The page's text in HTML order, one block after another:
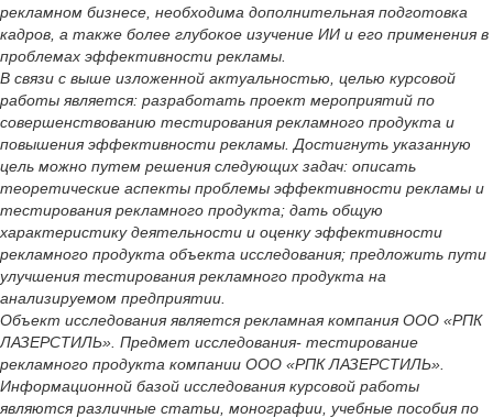
рекламном бизнесе, необходима дополнительная подготовка
кадров, а также более глубокое изучение ИИ и его применения в
проблемах эффективности рекламы.
В связи с выше изложенной актуальностью, целью курсовой
работы является: разработать проект мероприятий по
совершенствованию тестирования рекламного продукта и
повышения эффективности рекламы. Достигнуть указанную
цель можно путем решения следующих задач: описать
теоретические аспекты проблемы эффективности рекламы и
тестирования рекламного продукта; дать общую
характеристику деятельности и оценку эффективности
рекламного продукта объекта исследования; предложить пути
улучшения тестирования рекламного продукта на
анализируемом предприятии.
Объект исследования является рекламная компания ООО «РПК
ЛАЗЕРСТИЛЬ». Предмет исследования- тестирование
рекламного продукта компании ООО «РПК ЛАЗЕРСТИЛЬ».
Информационной базой исследования курсовой работы
являются различные статьи, монографии, учебные пособия по